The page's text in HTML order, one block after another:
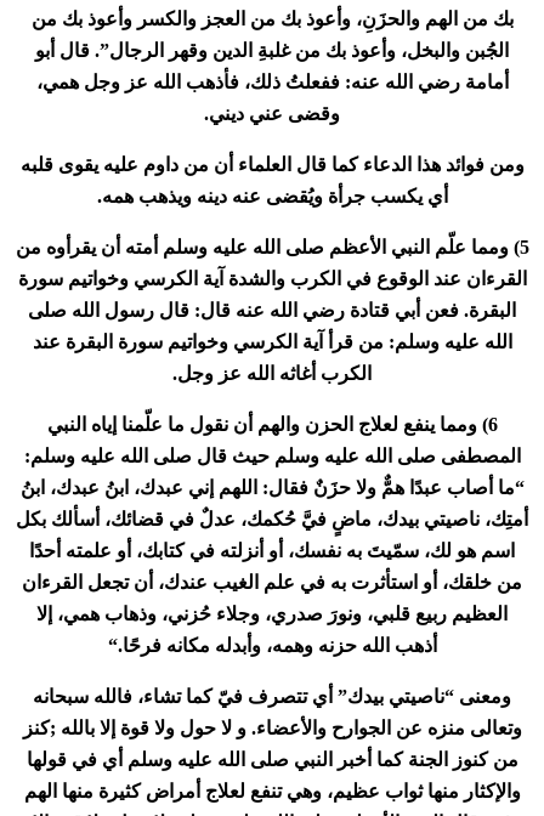
بك من الهم والحزَنِ، وأعوذ بك من العجز والكسر وأعوذ بك من
الجُبن والبخل، وأعوذ بك من غلبةِ الدين وقهر الرجال”. قال أبو
أمامة رضي الله عنه: ففعلتُ ذلك، فأذهب الله عز وجل همي،
وقضى عني ديني.
ومن فوائد هذا الدعاء كما قال العلماء أن من داوم عليه يقوى قلبه
أي يكسب جرأة ويُقضى عنه دينه ويذهب همه.
5) ومما علّم النبي الأعظم صلى الله عليه وسلم أمته أن يقرأوه من
القرءان عند الوقوع في الكرب والشدة آية الكرسي وخواتيم سورة
البقرة. فعن أبي قتادة رضي الله عنه قال: قال رسول الله صلى
الله عليه وسلم: من قرأ آية الكرسي وخواتيم سورة البقرة عند
الكرب أغاثه الله عز وجل.
6) ومما ينفع لعلاج الحزن والهم أن نقول ما علّمنا إياه النبي
المصطفى صلى الله عليه وسلم حيث قال صلى الله عليه وسلم:
“ما أصاب عبدًا همٌّ ولا حزَنٌ فقال: اللهم إني عبدك، ابنُ عبدك، ابنُ
أمتِك، ناصيتي بيدك، ماضٍ فيَّ حُكمك، عدلٌ في قضائك، أسألك بكل
اسم هو لك، سمّيتَ به نفسك، أو أنزلته في كتابك، أو علمته أحدًا
من خلقك، أو استأثرت به في علم الغيب عندك، أن تجعل القرءان
العظيم ربيع قلبي، ونورَ صدري، وجلاء حُزني، وذهاب همي، إلا
أذهب الله حزنه وهمه، وأبدله مكانه فرحًا“.
ومعنى “ناصيتي بيدك” أي تتصرف فيّ كما تشاء، فالله سبحانه
وتعالى منزه عن الجوارح والأعضاء. و لا حول ولا قوة إلا بالله ;كنز
من كنوز الجنة كما أخبر النبي صلى الله عليه وسلم أي في قولها
والإكثار منها ثواب عظيم، وهي تنفع لعلاج أمراض كثيرة منها الهم